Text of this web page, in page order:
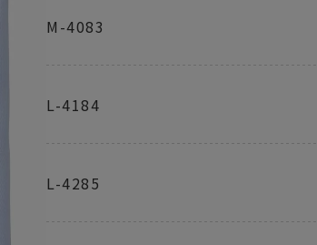
M-4083
L-4184
L-4285